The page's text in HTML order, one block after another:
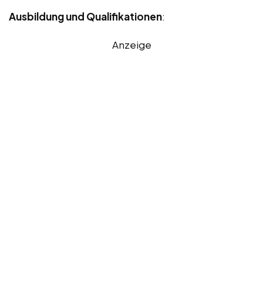
Ausbildung und Qualifikationen:
Anzeige